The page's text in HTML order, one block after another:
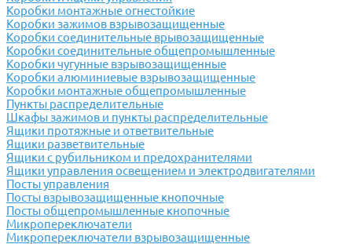
Коробки монтажные огнестойкие
Коробки зажимов взрывозащищенные
Коробки соединительные врывозащищенные
Коробки соединительные общепромышленные
Коробки чугунные взрывозащищенные
Коробки алюминиевые взрывозащищенные
Коробки монтажные общепромышленные
Пункты распределительные
Шкафы зажимов и пункты распределительные
Ящики протяжные и ответвительные
Ящики разветвительные
Ящики с рубильником и предохранителями
Ящики управления освещением и электродвигателями
Посты управления
Посты взрывозащищенные кнопочные
Посты общепромышленные кнопочные
Микропереключатели
Микропереключатели взрывозащищенные